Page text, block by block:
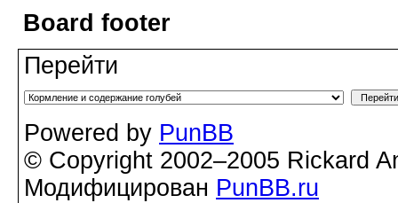
Board footer
Перейти
Powered by PunBB
© Copyright 2002–2005 Rickard
Модифицирован PunBB.ru